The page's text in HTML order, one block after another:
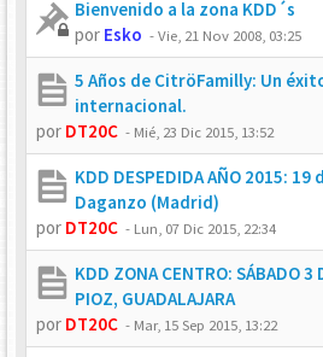
Bienvenido a la zona KDD´s
por Esko -Vie, 21 Nov 2008, 03:25
5 Años de CitröFamilly: Un
internacional.
por DT20C - Mié, 23 Dic 2015, 13:52
KDD DESPEDIDA AÑO 2015:
Daganzo (Madrid)
por DT20C - Lun, 07 Dic 2015, 22:34
KDD ZONA CENTRO: SÁBADO 3
PIOZ, GUADALAJARA
por DT20C - Mar, 15 Sep 2015, 13:22